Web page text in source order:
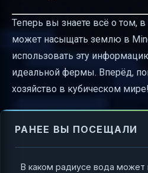
Теперь вы знаете всё о том,
может насыщать землю в
использовать эту
идеальной фермы. Вперёд,
хозяйство в кубическом мире!
РАНЕЕ ВЫ ПОСЕЩАЛИ